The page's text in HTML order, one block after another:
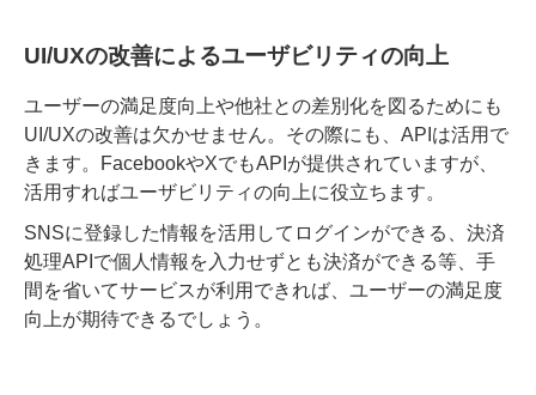
UI/UXの改善によるユーザビリティの向上
ユーザーの満足度向上や他社との差別化を図るためにも
UI/UXの改善は欠かせません。その際にも、APIは活用で
きます。FacebookやXでもAPIが提供されていますが、
活用すればユーザビリティの向上に役立ちます。
SNSに登録した情報を活用してログインができる、決済
処理APIで個人情報を入力せずとも決済ができる等、手
間を省いてサービスが利用できれば、ユーザーの満足度
向上が期待できるでしょう。